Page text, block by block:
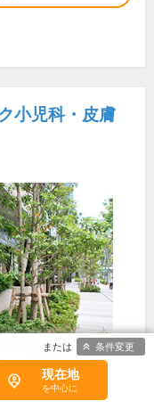
小児科・皮膚
現在地
条件変更